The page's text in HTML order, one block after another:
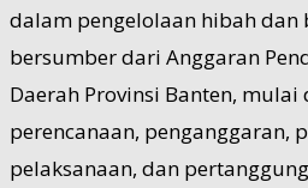
dalam pengelolaan hibah dan
bersumber dari Anggaran
Daerah Provinsi Banten,
perencanaan, penganggaran,
pelaksanaan, dan